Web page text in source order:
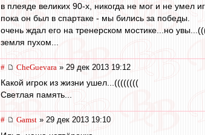
в плеяде великих 90-х, никогда не мог и не умел
пока он был в спартаке - мы бились за победы.
очень ждал его на тренерском мостике...но
земля пухом...
# CheGuevara » 29 дек 2013 19:12
Какой игрок из жизни ушел...((((((((
Светлая память...
# Gamst » 29 дек 2013 19:10